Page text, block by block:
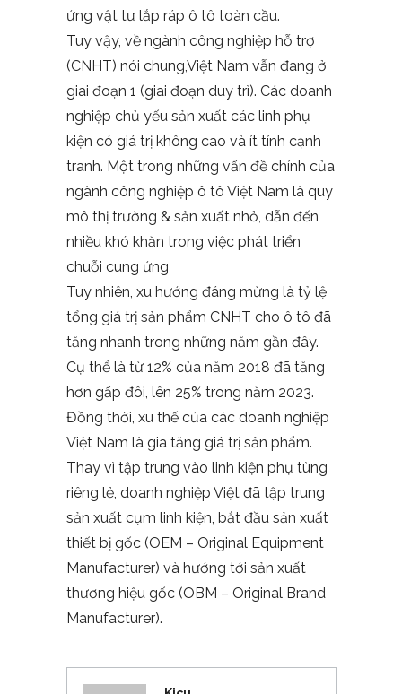
ứng vật tư lắp ráp ô tô toàn cầu.
Tuy vậy, về ngành công nghiệp hỗ trợ
(CNHT) nói chung,Việt Nam vẫn đang ở
giai đoạn 1 (giai đoạn duy trì). Các doanh
nghiệp chủ yếu sản xuất các linh phụ
kiện có giá trị không cao và ít tính cạnh
tranh. Một trong những vấn đề chính của
ngành công nghiệp ô tô Việt Nam là quy
mô thị trường & sản xuất nhỏ, dẫn đến
nhiều khó khăn trong việc phát triển
chuỗi cung ứng
Tuy nhiên, xu hướng đáng mừng là tỷ lệ
tổng giá trị sản phẩm CNHT cho ô tô đã
tăng nhanh trong những năm gần đây.
Cụ thể là từ 12% của năm 2018 đã tăng
hơn gấp đôi, lên 25% trong năm 2023.
Đồng thời, xu thế của các doanh nghiệp
Việt Nam là gia tăng giá trị sản phẩm.
Thay vì tập trung vào linh kiện phụ tùng
riêng lẻ, doanh nghiệp Việt đã tập trung
sản xuất cụm linh kiện, bắt đầu sản xuất
thiết bị gốc (OEM – Original Equipment
Manufacturer) và hướng tới sản xuất
thương hiệu gốc (OBM – Original Brand
Manufacturer).